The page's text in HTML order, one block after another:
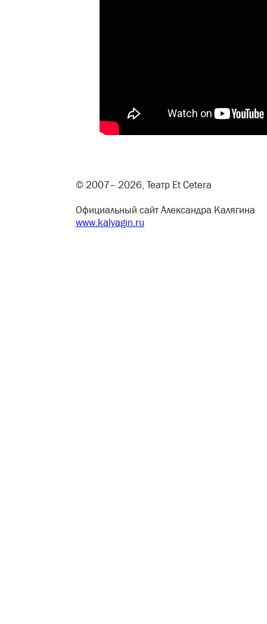
© 2007– 2026, Театр Et Cetera
Официальный сайт Александра Калягина
www.kalyagin.ru